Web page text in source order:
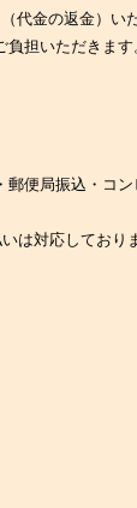
代金の返金）い
担いただきます。
便局振込・コ
は対応しており